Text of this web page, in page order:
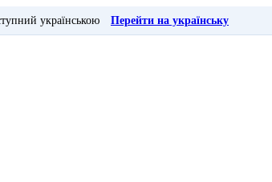
українською
Перейти на українську